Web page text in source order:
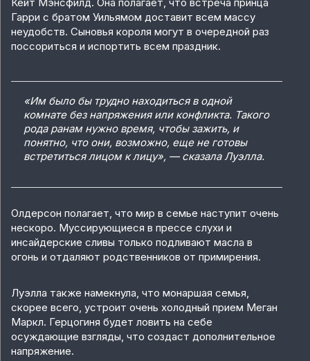
Гарри с братом Уильямом доставит всем массу
неудобств. Сыновья короля могут в очередной раз
поссориться и испортить всем праздник.
«Им было бы трудно находиться в одной
комнате без напряжения или конфликта. Такого
рода ранам нужно время, чтобы зажить, и
понятно, что они, возможно, еще не готовы
встретиться лицом к лицу», — сказала Луэлла.
Олдерсон полагает, что мир в семье наступит очень
нескоро. Муссирующиеся в прессе слухи и
инсайдерские сливы только подливают масла в
огонь и отдаляют родственников от примирения.
Луэлла также намекнула, что монаршая семья,
скорее всего, устроит очень холодный прием Меган
Маркл. Герцогиня будет ловить на себе
осуждающие взгляды, что создаст дополнительное
напряжение.